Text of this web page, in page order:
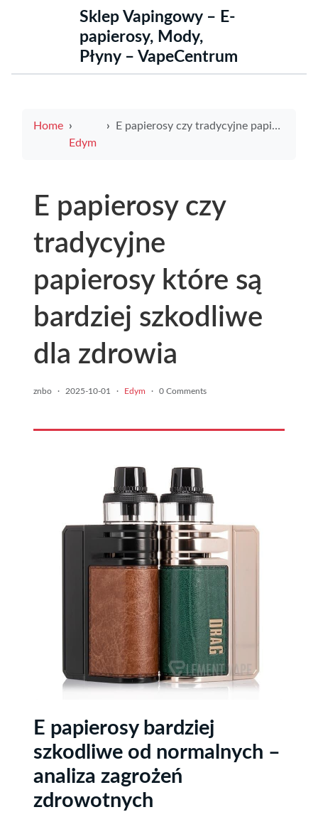
Sklep Vapingowy – E-
papierosy, Mody,
Płyny – VapeCentrum
Home
Edym
E papierosy czy tradycyjne papierosy które są bardziej szkodliwe dla zdrowia
E papierosy czy
tradycyjne
papierosy które są
bardziej szkodliwe
dla zdrowia
znbo · 2025-10-01 · Edym · 0 Comments
E papierosy bardziej
szkodliwe od normalnych –
analiza zagrożeń
zdrowotnych